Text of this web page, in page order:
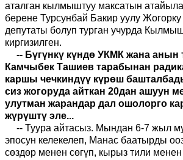
аталган кылмыштуу максатын
берене Турсунбай Бакир уулу
депутаты болуп турган учурда
киргизилген.
-- Бүгүнкү күндө УКМК жана анын
Камчыбек Ташиев тарабынан
каршы чечкиндүү күрөш
сиз жогоруда айткан 20дан ашуун
улутман жарандар дал ошолорго
жүрүштү эле...
-- Туура айтасыз. Мындан 6-7 жыл
эпосун келекелеп, Манас баатырды
сөздөр менен сөгүп, кырыз тили менен